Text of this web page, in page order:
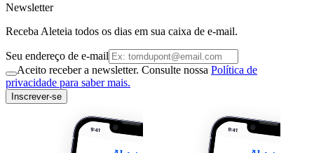
Newsletter
Receba Aleteia todos os dias em sua caixa de e-mail.
Seu endereço de e-mail
Aceito receber a newsletter. Consulte nossa Política de
privacidade para saber mais.
Inscrever-se